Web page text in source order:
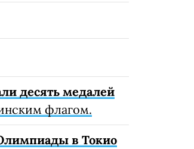
десять медалей
флагом.
в Токио